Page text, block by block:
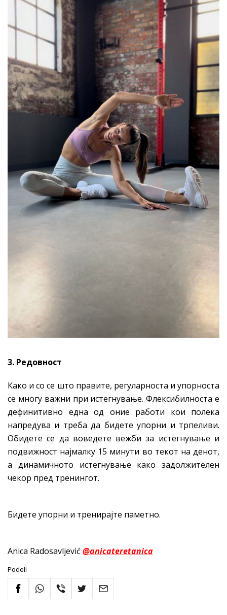
3. Редовност
Како и со се што правите, регуларноста и упорноста
се многу важни при истегнување. Флексибилноста е
дефинитивно една од оние работи кои полека
напредува и треба да бидете упорни и трпеливи.
Обидете се да воведете вежби за истегнување и
подвижност најмалку 15 минути во текот на денот,
а динамичното истегнување како задолжителен
чекор пред тренингот.
Бидете упорни и тренирајте паметно.
Anica Radosavljević @anicateretanica
Podeli